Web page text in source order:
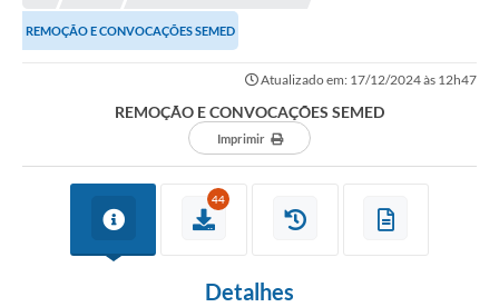
REMOÇÃO E CONVOCAÇÕES SEMED
Atualizado em: 17/12/2024 às 12h47
REMOÇÃO E CONVOCAÇÕES SEMED
Imprimir
44
Detalhes